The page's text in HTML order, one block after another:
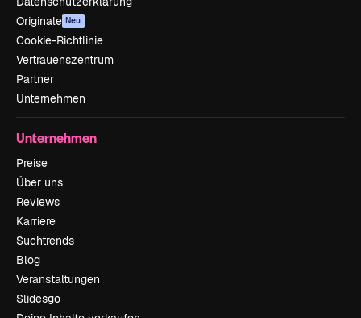
Originale Neu
Cookie-Richtlinie
Vertrauenszentrum
Partner
Unternehmen
Unternehmen
Preise
Über uns
Reviews
Karriere
Suchtrends
Blog
Veranstaltungen
Slidesgo